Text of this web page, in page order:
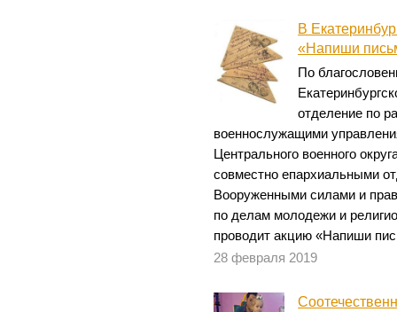
В
«Напиши
По
отделение по
военнослужащими
Центрального военного
совместно епархиальными
Вооруженными силами и
по делам молодежи и
проводит акцию «Напиши
28 февраля 2019